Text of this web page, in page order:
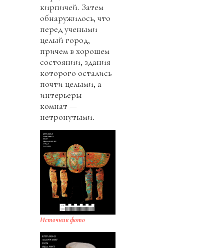
кирпичей. Затем
обнаружилось, что
перед учеными
целый город,
причем в хорошем
состоянии, здания
которого остались
почти целыми, а
интерьеры
комнат —
нетронутыми.
Источник фото